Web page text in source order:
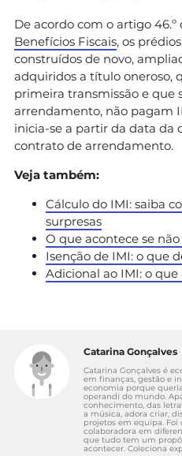
De acordo com o artigo 46.º
Benefícios Fiscais, os
construídos de novo,
adquiridos a título oneroso,
primeira transmissão e que
arrendamento, não pagam
inicia-se a partir da data da
contrato de arrendamento.
Veja também:
Cálculo do IMI: saiba
surpresas
O que acontece se
Isenção de IMI: o que
Adicional ao IMI: o
Catarina Gonçalves
Catarina Gonçalves é
em finanças, gestão e
economia porque
operandi do mundo.
conhecimento, das
a música, adora criar,
projetos em equipa. Foi
colaboradora em
que tudo tem um
acontecer. Coleciona